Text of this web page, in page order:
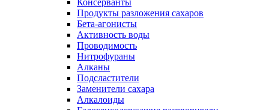
Консерванты
Продукты разложения сахаров
Бета-агонисты
Активность воды
Проводимость
Нитрофураны
Алканы
Подсластители
Заменители сахара
Алкалоиды